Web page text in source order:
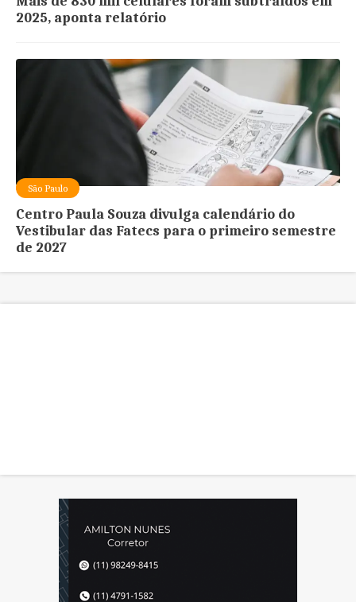
2025, aponta relatório
São Paulo
Centro Paula Souza divulga calendário do
Vestibular das Fatecs para o primeiro semestre
de 2027